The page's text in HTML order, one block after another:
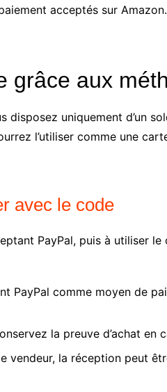
acceptés sur
grâce aux
uniquement d’un
l’utiliser comme une
avec le code
PayPal, puis à utiliser
PayPal comme moyen de
la preuve d’achat en
vendeur, la réception peut